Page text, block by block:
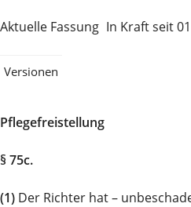
Aktuelle Fassung In Kraft seit
Versionen
Pflegefreistellung
§ 75c.
(1) Der Richter hat –